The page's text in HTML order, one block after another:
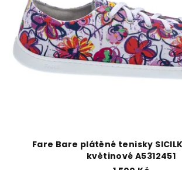
Fare Bare plátěné tenisky
květinové A5312451